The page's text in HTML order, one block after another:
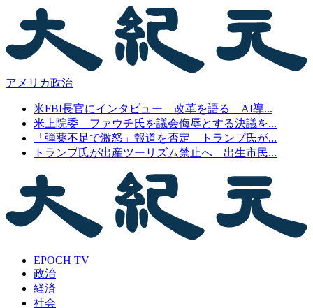
アメリカ政治
米FBI長官にインタビュー 改革を語る AI導...
米上院委 ファウチ氏を議会侮辱とする決議を...
「弾薬不足で激怒」報道を否定 トランプ氏が...
トランプ氏が出産ツーリズム禁止へ 出生市民...
EPOCH TV
政治
経済
社会